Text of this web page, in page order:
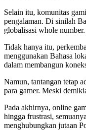
Selain itu, komunitas
pengalaman. Di sinilah
globalisasi whole number.
Tidak hanya itu,
menggunakan Bahasa
dalam membangun
Namun, tantangan tetap
para gamer. Meski
Pada akhirnya, online
hingga frustrasi,
menghubungkan jutaan